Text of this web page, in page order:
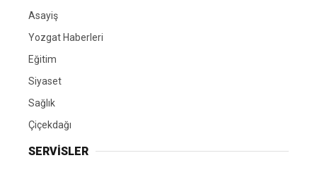
Asayiş
Yozgat Haberleri
Eğitim
Siyaset
Sağlık
Çiçekdağı
SERVİSLER